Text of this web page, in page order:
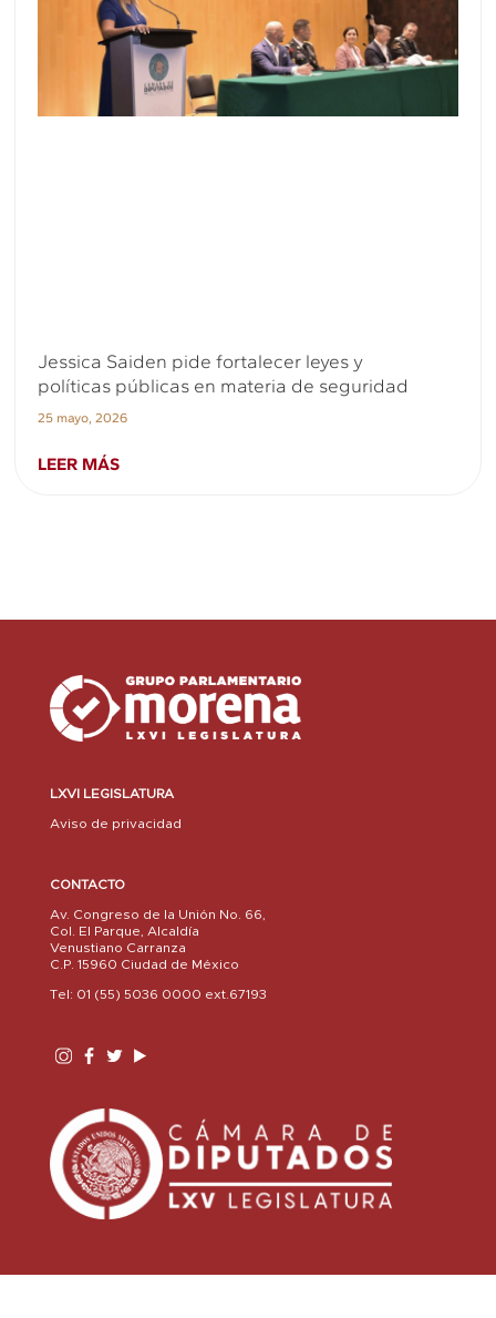
Jessica Saiden pide fortalecer leyes y
políticas públicas en materia de seguridad
25 mayo, 2026
LEER MÁS
LXVI LEGISLATURA
Aviso de privacidad
CONTACTO
Av. Congreso de la Unión No. 66,
Col. El Parque, Alcaldía
Venustiano Carranza
C.P. 15960 Ciudad de México
Tel: 01 (55) 5036 0000 ext.67193